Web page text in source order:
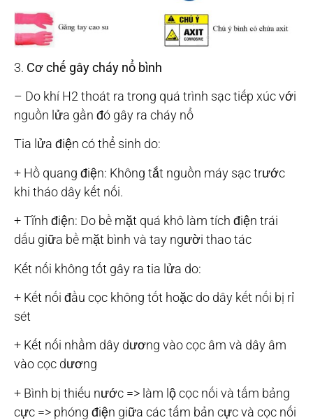
3. Cơ chế gây cháy nổ bình
– Do khí H2 thoát ra trong quá trình sạc tiếp xúc với
nguồn lửa gần đó gây ra cháy nổ
Tia lửa điện có thể sinh do:
+ Hồ quang điện: Không tắt nguồn máy sạc trước
khi tháo dây kết nối.
+ Tĩnh điện: Do bề mặt quá khô làm tích điện trái
dấu giữa bề mặt bình và tay người thao tác
Kết nối không tốt gây ra tia lửa do:
+ Kết nối đầu cọc không tốt hoặc do dây kết nối bị rỉ
sét
+ Kết nối nhầm dây dương vào cọc âm và dây âm
vào cọc dương
+ Bình bị thiếu nước => làm lộ cọc nối và tấm bảng
cực => phóng điện giữa các tấm bản cực và cọc nối